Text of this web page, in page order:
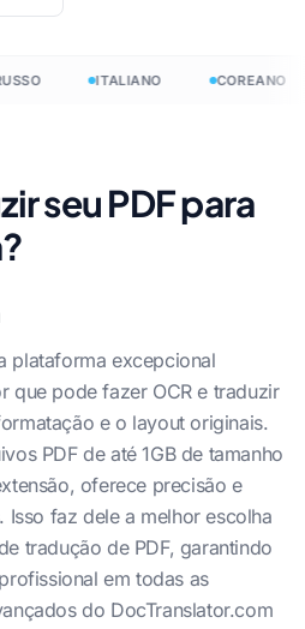
ITALIANO COREANO
seu PDF para
plataforma excepcional
que pode fazer OCR e traduzir
e o layout originais.
PDF de até 1GB de tamanho
oferece precisão e
Isso faz dele a melhor escolha
tradução de PDF, garantindo
em todas as
do DocTranslator.com